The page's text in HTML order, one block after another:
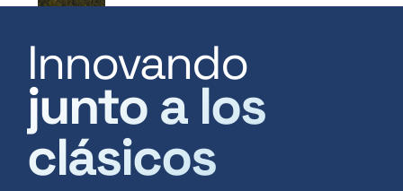
Innovando
junto a los
clásicos